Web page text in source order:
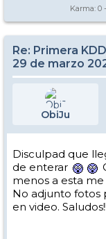
Karma: 0
Re: Primera
29 de marzo
ObiJu
Disculpad que
de enterar
menos a esta
No adjunto fotos
en video. Saludos!!